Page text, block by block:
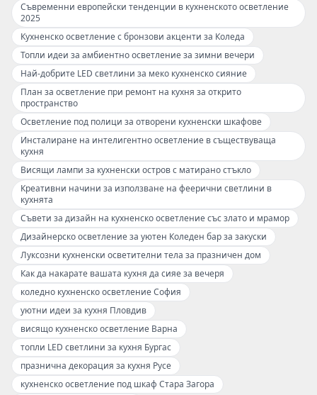
Съвременни европейски тенденции в кухненското осветление
2025
Кухненско осветление с бронзови акценти за Коледа
Топли идеи за амбиентно осветление за зимни вечери
Най-добрите LED светлини за меко кухненско сияние
План за осветление при ремонт на кухня за открито
пространство
Осветление под полици за отворени кухненски шкафове
Инсталиране на интелигентно осветление в съществуваща
кухня
Висящи лампи за кухненски остров с матирано стъкло
Креативни начини за използване на феерични светлини в
кухнята
Съвети за дизайн на кухненско осветление със злато и мрамор
Дизайнерско осветление за уютен Коледен бар за закуски
Луксозни кухненски осветителни тела за празничен дом
Как да накарате вашата кухня да сияе за вечеря
коледно кухненско осветление София
уютни идеи за кухня Пловдив
висящо кухненско осветление Варна
топли LED светлини за кухня Бургас
празнична декорация за кухня Русе
кухненско осветление под шкаф Стара Загора